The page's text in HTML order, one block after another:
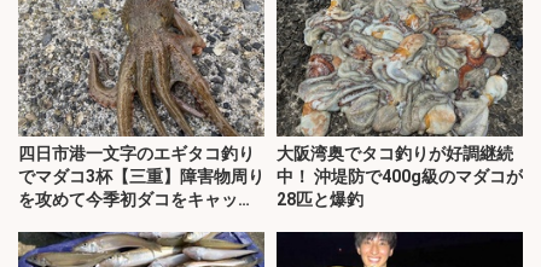
四日市港一文字のエギタコ釣り
でマダコ3杯【三重】障害物周り
を攻めて今季初ダコをキャッ
大阪湾奥でタコ釣りが好調継続
中！ 沖堤防で400g級のマダコが
28匹と爆釣